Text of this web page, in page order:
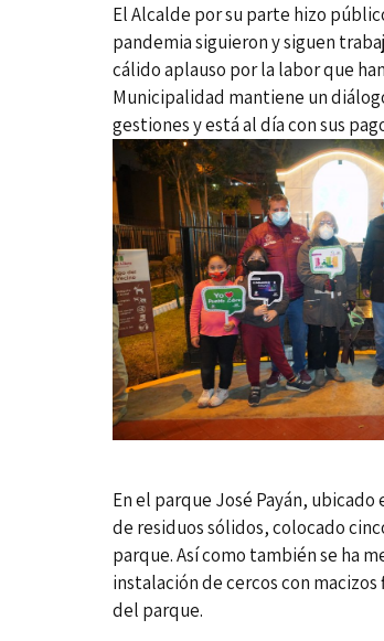
El Alcalde por su parte hizo
pandemia siguieron y siguen
cálido aplauso por la labor que
Municipalidad mantiene un
gestiones y está al día con sus
En el parque José Payán,
de residuos sólidos, colocado
parque. Así como también se ha
instalación de cercos con
del parque.